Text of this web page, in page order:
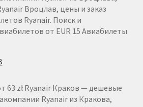
Вроцлав, цены и заказ
Ryanair. Поиск и
от EUR 15 Авиабилеты
63 zł Ryanair Краков — дешевые
Ryanair из Кракова,